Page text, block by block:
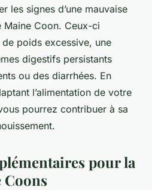
les signes d’une mauvaise
Coon. Ceux-ci
poids excessive, une
digestifs persistants
ou des diarrhées. En
l’alimentation de votre
pourrez contribuer à sa
pour la
Coons